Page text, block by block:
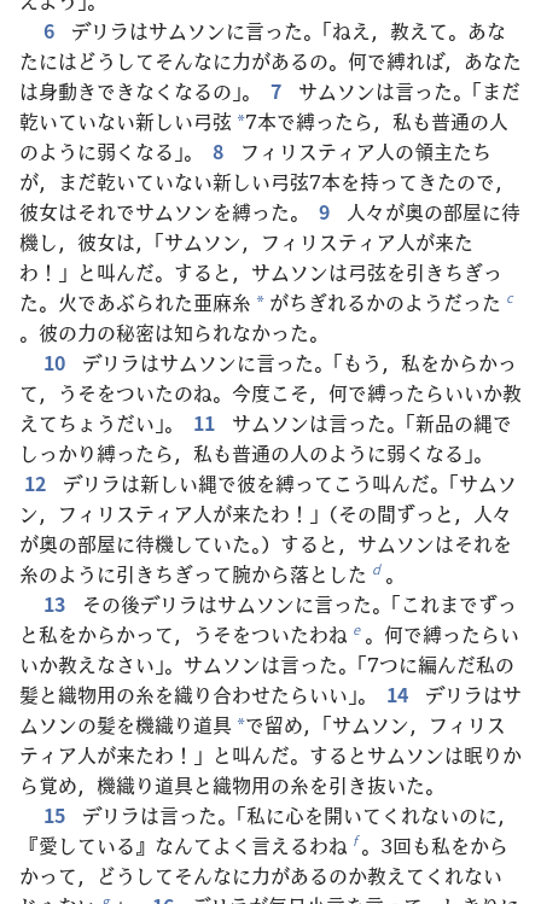
6
デリラはサムソンに言った。「ねえ，教えて。あな
たにはどうしてそんなに力があるの。何で縛れば，あなた
は身動きできなくなるの」。
7
サムソンは言った。「まだ
乾いていない新しい弓弦 *7本で縛ったら，私も普通の人
のように弱くなる」。
8
フィリスティア人の領主たち
が，まだ乾いていない新しい弓弦7本を持ってきたので，
彼女はそれでサムソンを縛った。
9
人々が奥の部屋に待
機し，彼女は，「サムソン，フィリスティア人が来た
わ！」と叫んだ。すると，サムソンは弓弦を引きちぎっ
た。火であぶられた亜麻糸 * がちぎれるかのようだった c
。彼の力の秘密は知られなかった。
10
デリラはサムソンに言った。「もう，私をからかっ
て，うそをついたのね。今度こそ，何で縛ったらいいか教
えてちょうだい」。
11
サムソンは言った。「新品の縄で
しっかり縛ったら，私も普通の人のように弱くなる」。
12
デリラは新しい縄で彼を縛ってこう叫んだ。「サムソ
ン，フィリスティア人が来たわ！」（その間ずっと，人々
が奥の部屋に待機していた。）すると，サムソンはそれを
糸のように引きちぎって腕から落とした d 。
13
その後デリラはサムソンに言った。「これまでずっ
と私をからかって，うそをついたわね e 。何で縛ったらい
いか教えなさい」。サムソンは言った。「7つに編んだ私の
髪と織物用の糸を織り合わせたらいい」。
14
デリラはサ
ムソンの髪を機織り道具 *で留め，「サムソン，フィリス
ティア人が来たわ！」と叫んだ。するとサムソンは眠りか
ら覚め，機織り道具と織物用の糸を引き抜いた。
15
デリラは言った。「私に心を開いてくれないのに，
『愛している』なんてよく言えるわね f 。3回も私をから
かって，どうしてそんなに力があるのか教えてくれない